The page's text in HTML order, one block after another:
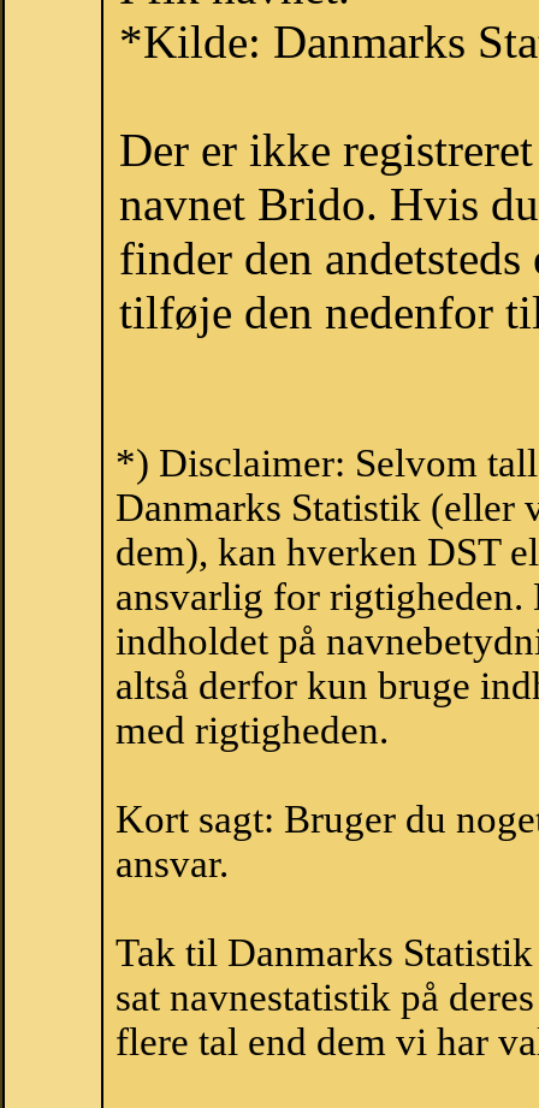
*Kilde: Danmarks
Der er ikke
navnet Brido. Hvis
finder den
tilføje den nedenfor
*) Disclaimer: Selvom
Danmarks Statistik (eller
dem), kan hverken DST
ansvarlig for
indholdet på
altså derfor kun bruge
med rigtigheden.
Kort sagt: Bruger du
ansvar.
Tak til Danmarks
sat navnestatistik på
flere tal end dem vi har